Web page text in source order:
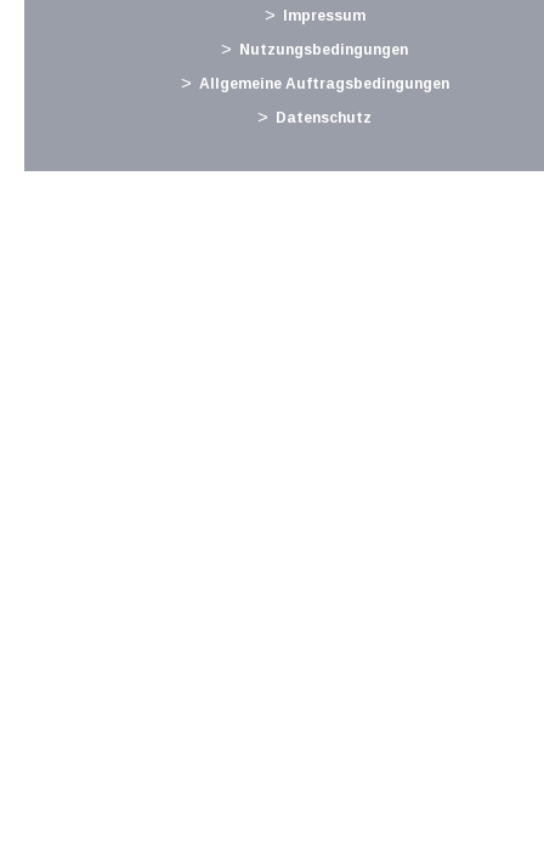
als Werbungskosten steuerlich geltend gemacht werden. Dies
umfasst nicht nur Kosten für...
empfehlen drucken
Impressum
Nutzungsbedingungen
Allgemeine Auftragsbedingungen
Datenschutz